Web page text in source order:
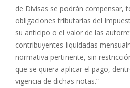
de Divisas se podrán compensar,
obligaciones tributarias del
su anticipo o el valor de las
contribuyentes liquidadas
normativa pertinente, sin
que se quiera aplicar el pago,
vigencia de dichas notas.”